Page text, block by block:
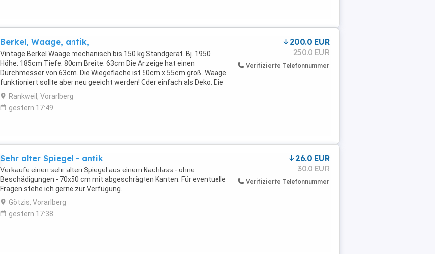
Berkel, Waage, antik,
Vintage Berkel Waage mechanisch bis 150 kg Standgerät. Bj. 1950
Höhe: 185cm Tiefe: 80cm Breite: 63cm Die Anzeige hat einen
Durchmesser von 63cm. Die Wiegefläche ist 50cm x 55cm groß. Waage
funktioniert sollte aber neu geeicht werden! Oder einfach als Deko. Die
Waage ist sehr schwer und ...
Rankweil, Vorarlberg
gestern 17:49
200.0 EUR
250.0 EUR
Verifizierte Telefonnummer
Sehr alter Spiegel - antik
Verkaufe einen sehr alten Spiegel aus einem Nachlass - ohne
Beschädigungen - 70x50 cm mit abgeschrägten Kanten. Für eventuelle
Fragen stehe ich gerne zur Verfügung.
Götzis, Vorarlberg
gestern 17:38
26.0 EUR
30.0 EUR
Verifizierte Telefonnummer